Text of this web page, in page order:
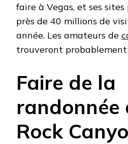
faire à Vegas, et ses
près de 40 millions de
année. Les amateurs de
trouveront
Faire de la
randonnée
Rock